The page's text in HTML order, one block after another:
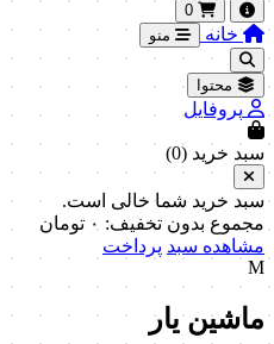
0
خانه منو
محتوا
پروفایل
سبد خرید (0
)
سبد خرید شما خالی است.
مجموع بدون تخفیف: ۰ تومان
مشاهده سبد پرداخت
M
ماشین یار